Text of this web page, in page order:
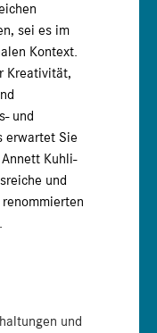
sei es im
Kontext.
Kreativität,
und
erwartet Sie
Kuhli-
und
und